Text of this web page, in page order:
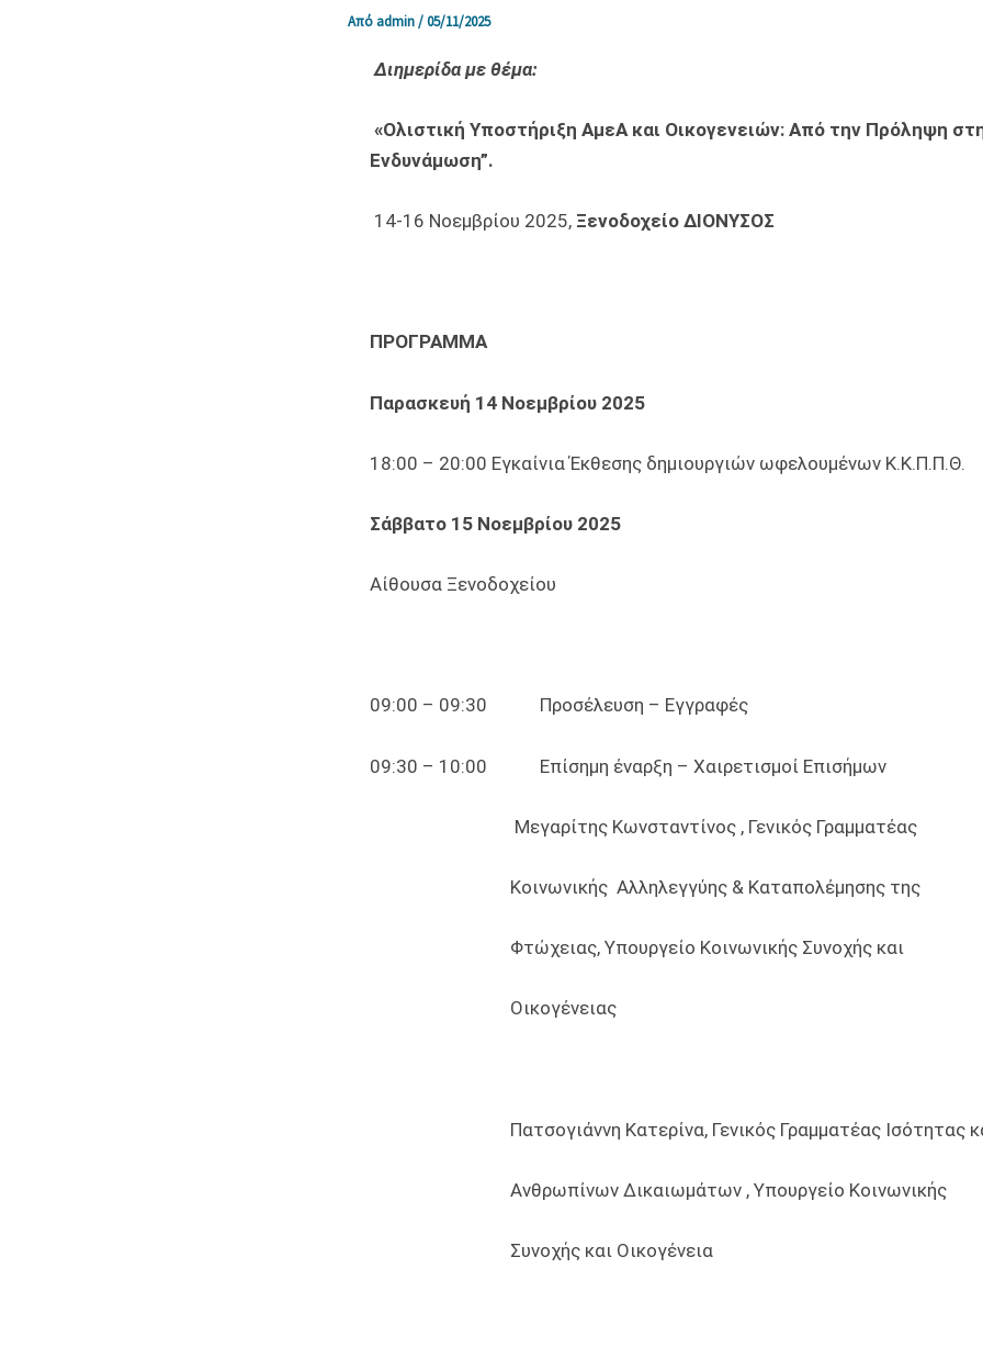
Από admin/05/11/2025
Διημερίδα με θέμα:
«Ολιστική Υποστήριξη ΑμεΑ και Οικογενειών: Από την Πρόληψη
Ενδυνάμωση”.
14-16 Νοεμβρίου 2025, Ξενοδοχείο ΔΙΟΝΥΣΟΣ
ΠΡΟΓΡΑΜΜΑ
Παρασκευή 14 Νοεμβρίου 2025
18:00 – 20:00 Εγκαίνια Έκθεσης δημιουργιών ωφελουμένων Κ.Κ.Π.Π.Θ.
Σάββατο 15 Νοεμβρίου 2025
Αίθουσα Ξενοδοχείου
09:00 – 09:30 Προσέλευση – Εγγραφές
09:30 – 10:00 Επίσημη έναρξη – Χαιρετισμοί Επισήμων
Μεγαρίτης Κωνσταντίνος , Γενικός Γραμματέας
Κοινωνικής Αλληλεγγύης & Καταπολέμησης της
Φτώχειας, Υπουργείο Κοινωνικής Συνοχής και
Οικογένειας
Πατσογιάννη Κατερίνα, Γενικός Γραμματέας Ισότητας
Ανθρωπίνων Δικαιωμάτων , Υπουργείο Κοινωνικής
Συνοχής και Οικογένεια